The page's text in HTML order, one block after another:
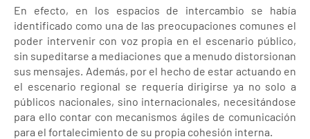
En efecto, en los espacios de intercambio se había
identificado como una de las preocupaciones comunes el
poder intervenir con voz propia en el escenario público,
sin supeditarse a mediaciones que a menudo distorsionan
sus mensajes. Además, por el hecho de estar actuando en
el escenario regional se requería dirigirse ya no solo a
públicos nacionales, sino internacionales, necesitándose
para ello contar con mecanismos ágiles de comunicación
para el fortalecimiento de su propia cohesión interna.